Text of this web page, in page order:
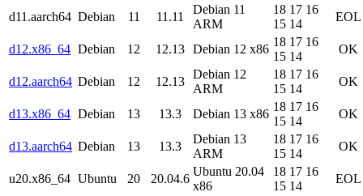
d11.aarch64 Debian 11 11.11
Debian 11
ARM
18 17 16
15 14
EOL
d12.x86_64 Debian 12 12.13 Debian 12 x86
18 17 16
15 14
OK
d12.aarch64 Debian 12 12.13
Debian 12
ARM
18 17 16
15 14
OK
d13.x86_64 Debian 13 13.3 Debian 13 x86
18 17 16
15 14
OK
d13.aarch64 Debian 13 13.3
Debian 13
ARM
18 17 16
15 14
OK
u20.x86_64 Ubuntu 20 20.04.6
Ubuntu 20.04
x86
18 17 16
15 14
EOL